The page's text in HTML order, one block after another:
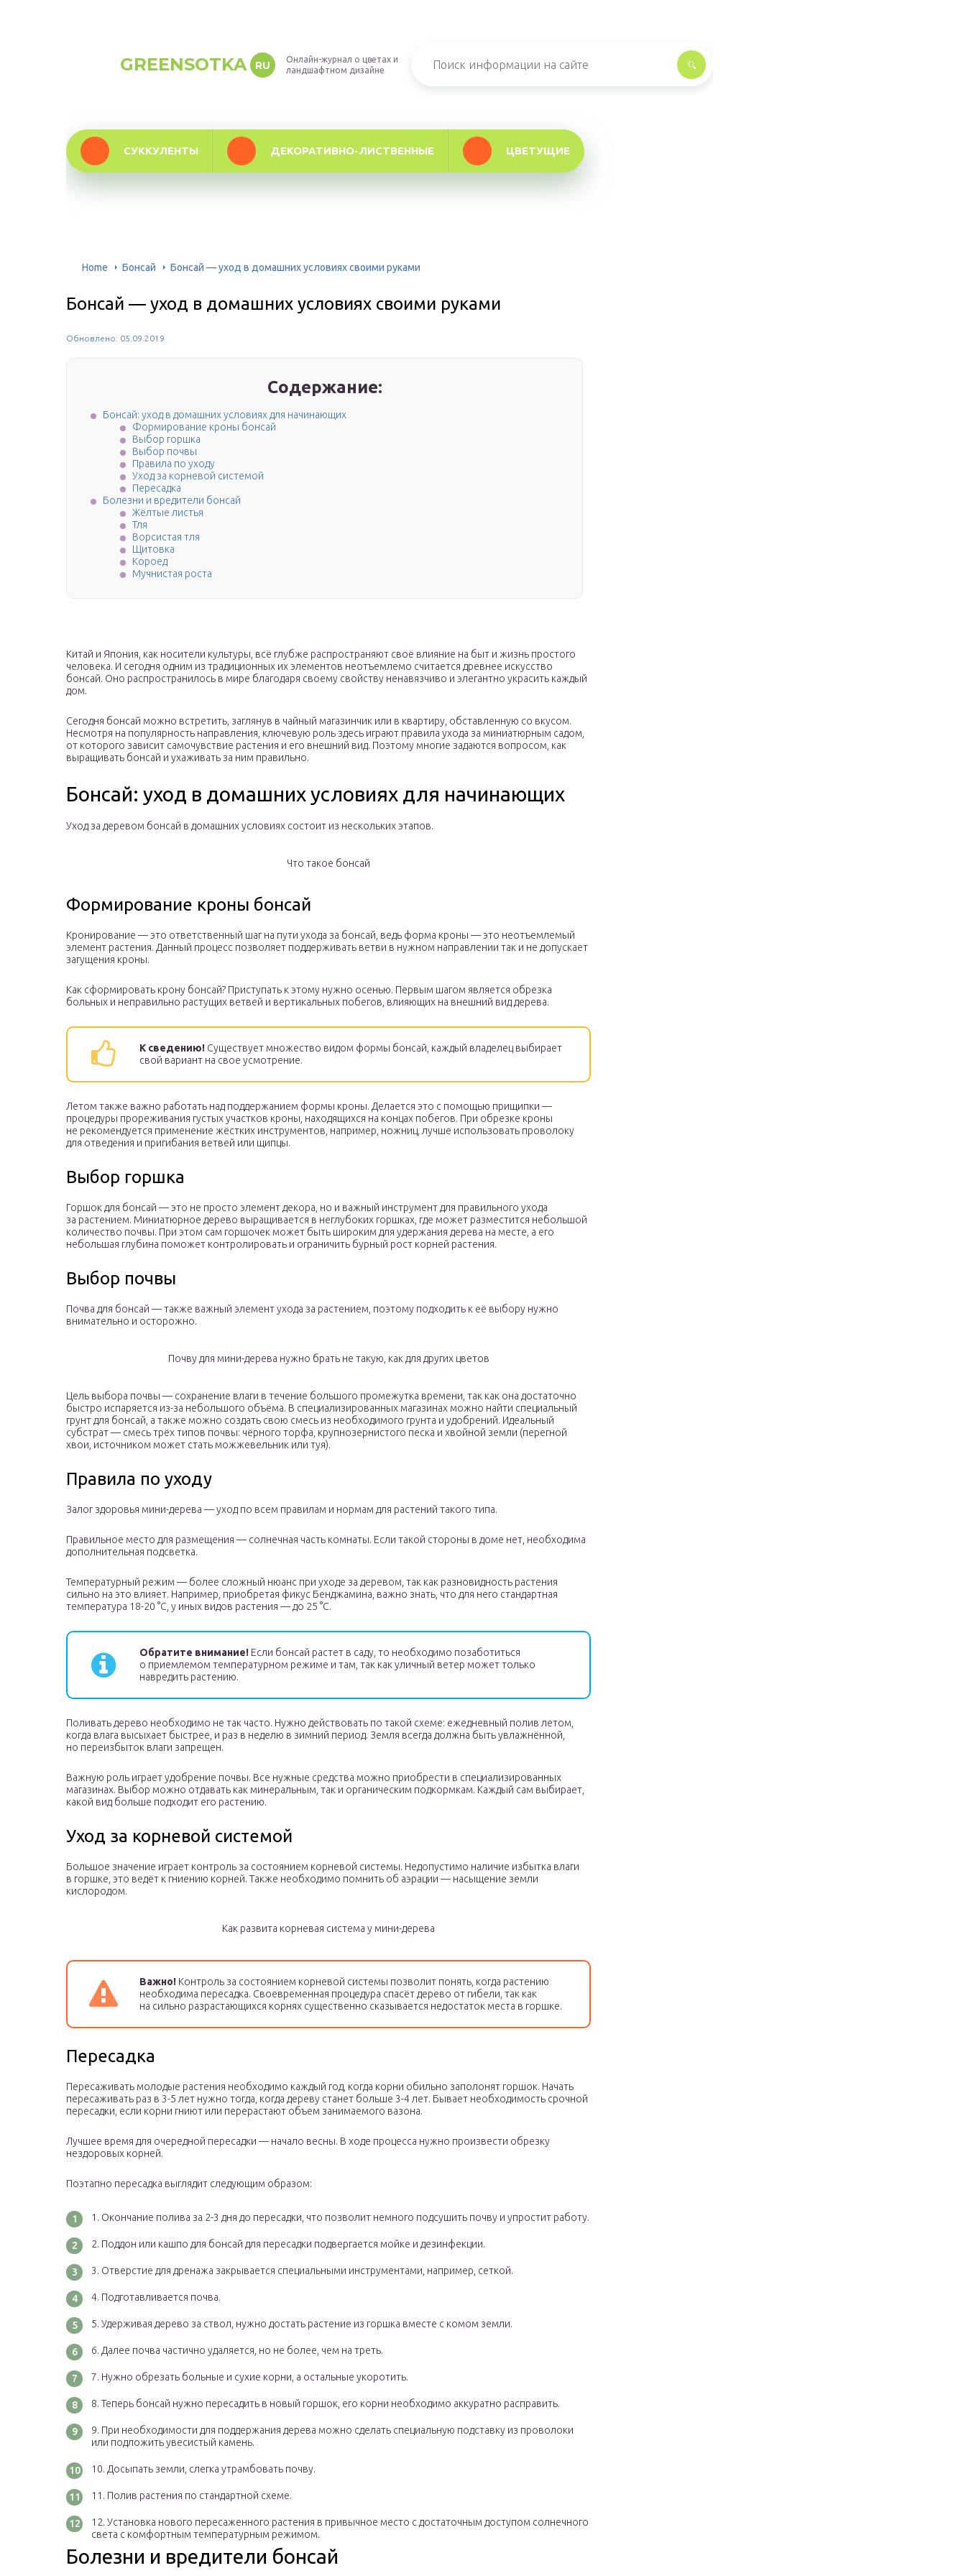
GREENSOTKA RU
Онлайн-журнал о цветах и
ландшафтном дизайне
СУККУЛЕНТЫ ДЕКОРАТИВНО-ЛИСТВЕННЫЕ ЦВЕТУЩИЕ
Home Бонсай Бонсай — уход в домашних условиях своими руками
Бонсай — уход в домашних условиях своими руками
Обновлено: 05.09.2019
Содержание:
Бонсай: уход в домашних условиях для начинающих
Формирование кроны бонсай
Выбор горшка
Выбор почвы
Правила по уходу
Уход за корневой системой
Пересадка
Болезни и вредители бонсай
Жёлтые листья
Тля
Ворсистая тля
Щитовка
Короед
Мучнистая роста
Китай и Япония, как носители культуры, всё глубже распространяют своё влияние на быт и жизнь простого
человека. И сегодня одним из традиционных их элементов неотъемлемо считается древнее искусство
бонсай. Оно распространилось в мире благодаря своему свойству ненавязчиво и элегантно украсить каждый
дом.
Сегодня бонсай можно встретить, заглянув в чайный магазинчик или в квартиру, обставленную со вкусом.
Несмотря на популярность направления, ключевую роль здесь играют правила ухода за миниатюрным садом,
от которого зависит самочувствие растения и его внешний вид. Поэтому многие задаются вопросом, как
выращивать бонсай и ухаживать за ним правильно.
Бонсай: уход в домашних условиях для начинающих
Уход за деревом бонсай в домашних условиях состоит из нескольких этапов.
Что такое бонсай
Формирование кроны бонсай
Кронирование — это ответственный шаг на пути ухода за бонсай, ведь форма кроны — это неотъемлемый
элемент растения. Данный процесс позволяет поддерживать ветви в нужном направлении так и не допускает
загущения кроны.
Как сформировать крону бонсай? Приступать к этому нужно осенью. Первым шагом является обрезка
больных и неправильно растущих ветвей и вертикальных побегов, влияющих на внешний вид дерева.
К сведению! Существует множество видом формы бонсай, каждый владелец выбирает
свой вариант на свое усмотрение.
Летом также важно работать над поддержанием формы кроны. Делается это с помощью прищипки —
процедуры прореживания густых участков кроны, находящихся на концах побегов. При обрезке кроны
не рекомендуется применение жёстких инструментов, например, ножниц, лучше использовать проволоку
для отведения и пригибания ветвей или щипцы.
Выбор горшка
Горшок для бонсай — это не просто элемент декора, но и важный инструмент для правильного ухода
за растением. Миниатюрное дерево выращивается в неглубоких горшках, где может разместится небольшой
количество почвы. При этом сам горшочек может быть широким для удержания дерева на месте, а его
небольшая глубина поможет контролировать и ограничить бурный рост корней растения.
Выбор почвы
Почва для бонсай — также важный элемент ухода за растением, поэтому подходить к её выбору нужно
внимательно и осторожно.
Почву для мини-дерева нужно брать не такую, как для других цветов
Цель выбора почвы — сохранение влаги в течение большого промежутка времени, так как она достаточно
быстро испаряется из-за небольшого объёма. В специализированных магазинах можно найти специальный
грунт для бонсай, а также можно создать свою смесь из необходимого грунта и удобрений. Идеальный
субстрат — смесь трёх типов почвы: чёрного торфа, крупнозернистого песка и хвойной земли (перегной
хвои, источником может стать можжевельник или туя).
Правила по уходу
Залог здоровья мини-дерева — уход по всем правилам и нормам для растений такого типа.
Правильное место для размещения — солнечная часть комнаты. Если такой стороны в доме нет, необходима
дополнительная подсветка.
Температурный режим — более сложный нюанс при уходе за деревом, так как разновидность растения
сильно на это влияет. Например, приобретая фикус Бенджамина, важно знать, что для него стандартная
температура 18-20 °С, у иных видов растения — до 25 °С.
Обратите внимание! Если бонсай растет в саду, то необходимо позаботиться
о приемлемом температурном режиме и там, так как уличный ветер может только
навредить растению.
Поливать дерево необходимо не так часто. Нужно действовать по такой схеме: ежедневный полив летом,
когда влага высыхает быстрее, и раз в неделю в зимний период. Земля всегда должна быть увлажнённой,
но переизбыток влаги запрещен.
Важную роль играет удобрение почвы. Все нужные средства можно приобрести в специализированных
магазинах. Выбор можно отдавать как минеральным, так и органическим подкормкам. Каждый сам выбирает,
какой вид больше подходит его растению.
Уход за корневой системой
Большое значение играет контроль за состоянием корневой системы. Недопустимо наличие избытка влаги
в горшке, это ведёт к гниению корней. Также необходимо помнить об аэрации — насыщение земли
кислородом.
Как развита корневая система у мини-дерева
Важно! Контроль за состоянием корневой системы позволит понять, когда растению
необходима пересадка. Своевременная процедура спасёт дерево от гибели, так как
на сильно разрастающихся корнях существенно сказывается недостаток места в горшке.
Пересадка
Пересаживать молодые растения необходимо каждый год, когда корни обильно заполонят горшок. Начать
пересаживать раз в 3-5 лет нужно тогда, когда дереву станет больше 3-4 лет. Бывает необходимость срочной
пересадки, если корни гниют или перерастают объем занимаемого вазона.
Лучшее время для очередной пересадки — начало весны. В ходе процесса нужно произвести обрезку
нездоровых корней.
Поэтапно пересадка выглядит следующим образом:
Окончание полива за 2-3 дня до пересадки, что позволит немного подсушить почву и упростит работу.
Поддон или кашпо для бонсай для пересадки подвергается мойке и дезинфекции.
Отверстие для дренажа закрывается специальными инструментами, например, сеткой.
Подготавливается почва.
Удерживая дерево за ствол, нужно достать растение из горшка вместе с комом земли.
Далее почва частично удаляется, но не более, чем на треть.
Нужно обрезать больные и сухие корни, а остальные укоротить.
Теперь бонсай нужно пересадить в новый горшок, его корни необходимо аккуратно расправить.
При необходимости для поддержания дерева можно сделать специальную подставку из проволоки
или подложить увесистый камень.
Досыпать земли, слегка утрамбовать почву.
Полив растения по стандартной схеме.
Установка нового пересаженного растения в привычное место с достаточным доступом солнечного
света с комфортным температурным режимом.
Болезни и вредители бонсай